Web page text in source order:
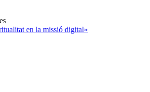
en la missió digital»